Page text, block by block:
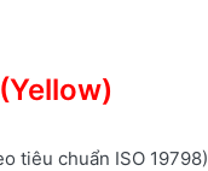
tiêu chuẩn ISO 19798)